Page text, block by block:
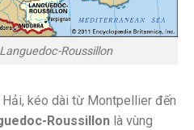
Roussillon
kéo dài từ Montpellier đến
Roussillon là vùng